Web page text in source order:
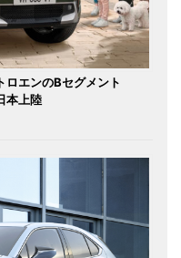
エンのBセグメント
本上陸